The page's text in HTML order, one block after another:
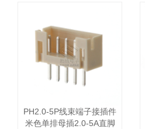
PH2.0-5P线束端子接插件
米色单排母插2.0-5A直脚